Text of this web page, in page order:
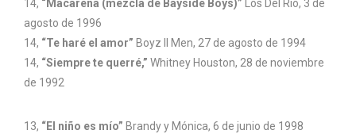
14, “Macarena (mezcla de Bayside Boys)” Los Del Río, 3 de
agosto de 1996
14, “Te haré el amor” Boyz II Men, 27 de agosto de 1994
14, “Siempre te querré,” Whitney Houston, 28 de noviembre
de 1992
13, “El niño es mío” Brandy y Mónica, 6 de junio de 1998